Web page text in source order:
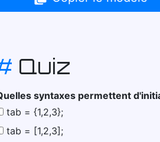
Quiz
syntaxes permettent
tab = {1,2,3};
tab = [1,2,3];